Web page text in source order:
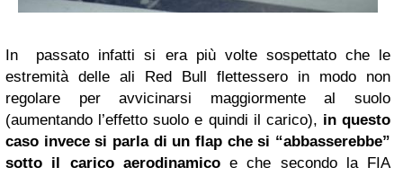
In passato infatti si era più volte sospettato che le
estremità delle ali Red Bull flettessero in modo non
regolare per avvicinarsi maggiormente al suolo
(aumentando l’effetto suolo e quindi il carico), in questo
caso invece si parla di un flap che si “abbasserebbe”
sotto il carico aerodinamicoe che secondo la FIA